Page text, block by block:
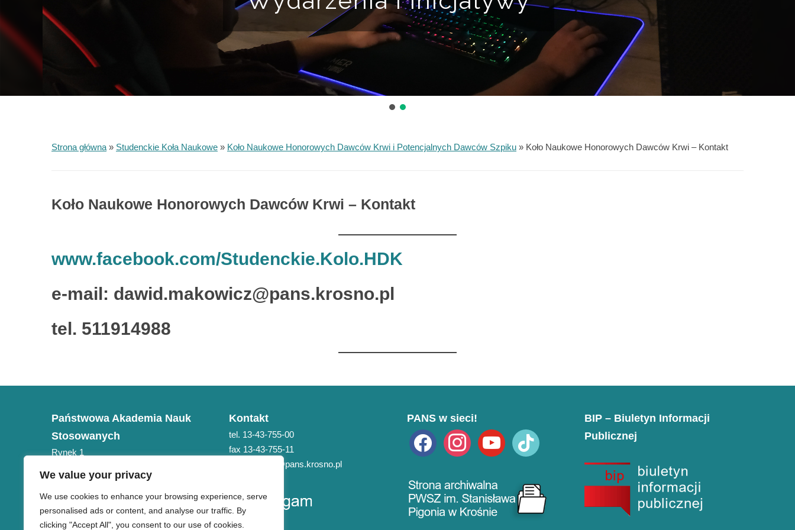
We value your privacy
We use cookies to enhance your browsing experience, serve
personalised ads or content, and analyse our traffic. By
clicking "Accept All", you consent to our use of cookies.
Strona główna » Studenckie Koła Naukowe » Koło Naukowe Honorowych Dawców Krwi i Potencjalnych Dawców Szpiku » Koło Naukowe Honorowych Dawców Krwi – Kontakt
Koło Naukowe Honorowych Dawców Krwi – Kontakt
www.facebook.com/Studenckie.Kolo.HDK
e-mail: dawid.makowicz@pans.krosno.pl
tel. 511914988
Państwowa Akademia Nauk
Stosowanych
Rynek 1
NIP 684-21-75-051
Kontakt
tel. 13-43-755-00
fax 13-43-755-11
e-mail: pans@pans.krosno.pl
PANS w sieci!
facebook instagramyoutube tiktok
BIP – Biuletyn Informacji
Publicznej